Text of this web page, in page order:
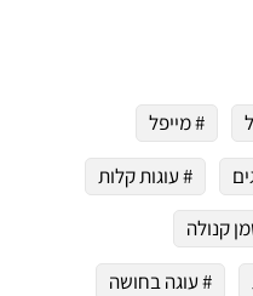
# מייפל
# עוגות קלות
קנולה
# עוגה בחושה